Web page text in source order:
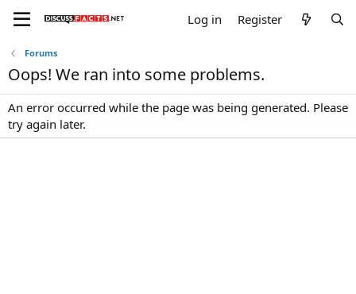
Log in Register
Forums
Oops! We ran into some problems.
An error occurred while the page was being generated. Please
try again later.